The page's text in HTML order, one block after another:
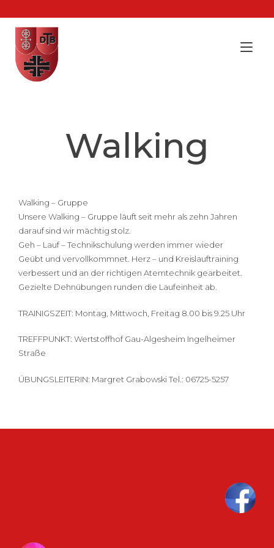
Inhalt
springen
Walking
Walking – Gruppe
Unsere Walking – Gruppe läuft seit mehr als zehn Jahren
darauf sind wir mächtig stolz.
Geh – Lauf – Technikschulung werden immer wieder
Geübt und vervollkommnet. Herz – und Kreislauftraining
verbessert und an der richtigen Atemtechnik gearbeitet.
Gezielte Dehnübungen runden die Laufeinheit ab.
TRAINIGSZEIT: Montag, Mittwoch, Freitag 8.00 bis 9.25 Uhr
TREFFPUNKT: Wertstoffhof Gau-Algesheim Ingelheimer
Straße
ÜBUNGSLEITERIN: Margret Grabowski Tel.: 06725-5257